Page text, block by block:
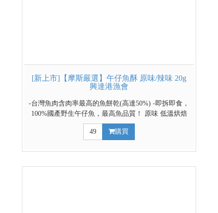
[新上市]【摩斯嚴選】午仔魚酥 原味/辣味 20g
興達港漁會
-台灣魚肉含肉率最高的魚餅乾(高達50%) -即拆即食，
100%國產野生午仔魚，最高魚品質！ 原味 低溫烘焙
保留鮮甜，呈現自然海味。 辣味 ​特調香辣配方，入口
微辣溫潤。 ↓↓↓請利用下拉式選單選擇多包X數量1更
49 購買